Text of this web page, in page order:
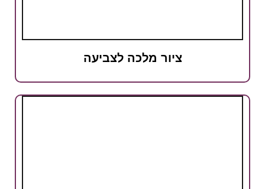
ציור מלכה לצביעה